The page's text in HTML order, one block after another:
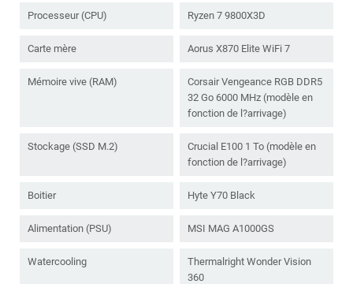
Processeur (CPU) Ryzen 7 9800X3D
Carte mère Aorus X870 Elite WiFi 7
Mémoire vive (RAM)
Corsair Vengeance RGB DDR5
32 Go 6000 MHz (modèle en
fonction de l?arrivage)
Stockage (SSD M.2)
Crucial E100 1 To (modèle en
fonction de l?arrivage)
Boitier Hyte Y70 Black
Alimentation (PSU) MSI MAG A1000GS
Watercooling
Thermalright Wonder Vision
360